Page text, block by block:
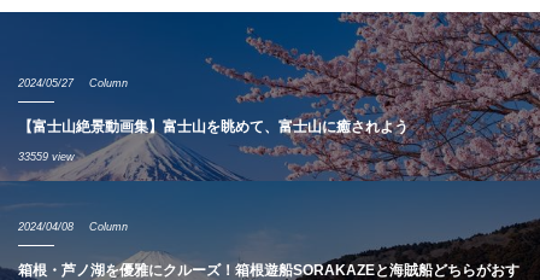
2024/05/27 Column
【富士山絶景動画集】富士山を眺めて、富士山に癒されよう
33559 view
2024/04/08 Column
箱根・芦ノ湖を優雅にクルーズ！箱根遊船SORAKAZEと海賊船どちらがおす